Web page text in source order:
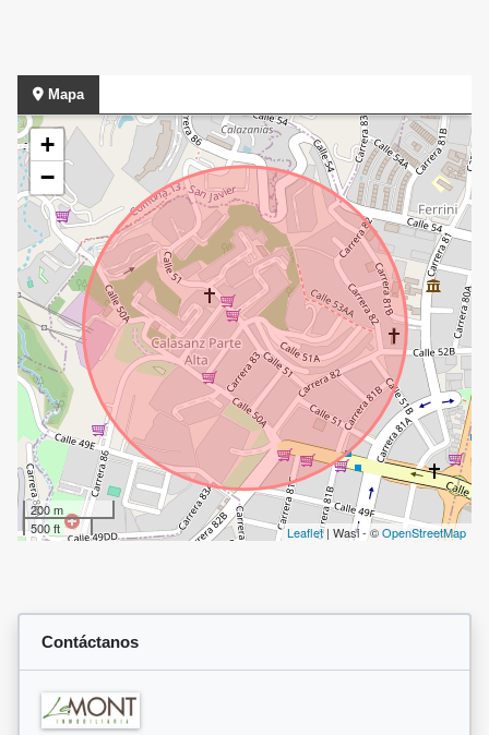
Mapa
+
−
200 m
500 ft
Leaflet| Wasi - ©OpenStreetMap
Contáctanos